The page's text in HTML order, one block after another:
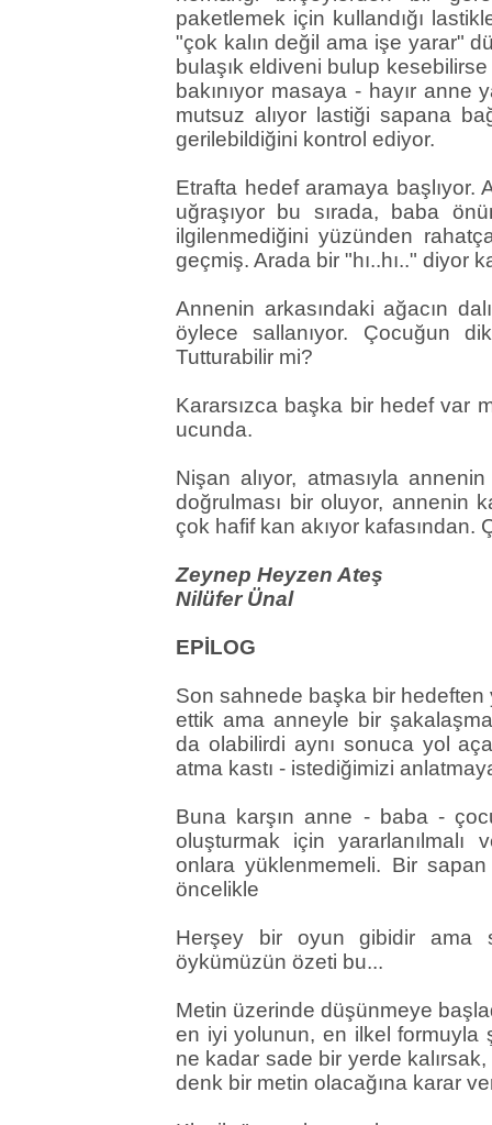
paketlemek için kullandığı
"çok kalın değil ama işe yarar"
bulaşık eldiveni bulup
bakınıyor masaya - hayır anne
mutsuz alıyor lastiği sapana
gerilebildiğini kontrol ediyor.
Etrafta hedef aramaya
uğraşıyor bu sırada, baba
ilgilenmediğini yüzünden
geçmiş. Arada bir "hı..hı.." diyor
Annenin arkasındaki ağacın
öylece sallanıyor. Çocuğun
Tutturabilir mi?
Kararsızca başka bir hedef var
ucunda.
Nişan alıyor, atmasıyla
doğrulması bir oluyor, annenin
çok hafif kan akıyor kafasından.
Zeynep Heyzen Ateş
Nilüfer Ünal
EPİLOG
Son sahnede başka bir hedeften
ettik ama anneyle bir şakalaşma
da olabilirdi aynı sonuca yol
atma kastı - istediğimizi
Buna karşın anne - baba -
oluşturmak için
onlara yüklenmemeli. Bir
öncelikle
Herşey bir oyun gibidir ama
öykümüzün özeti bu...
Metin üzerinde düşünmeye
en iyi yolunun, en ilkel formuyla
ne kadar sade bir yerde
denk bir metin olacağına karar